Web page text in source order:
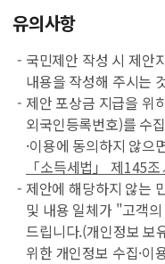
유의사항
- 국민제안 작성 시 제안
내용을 작성해 주시는
- 제안 포상금 지급을 위
외국인등록번호)를 수
·이용에 동의하지 않으
「소득세법」 제145
- 제안에 해당하지 않는
및 내용 일체가 "고객
드립니다.(개인정보 보
위한 개인정보 수집·